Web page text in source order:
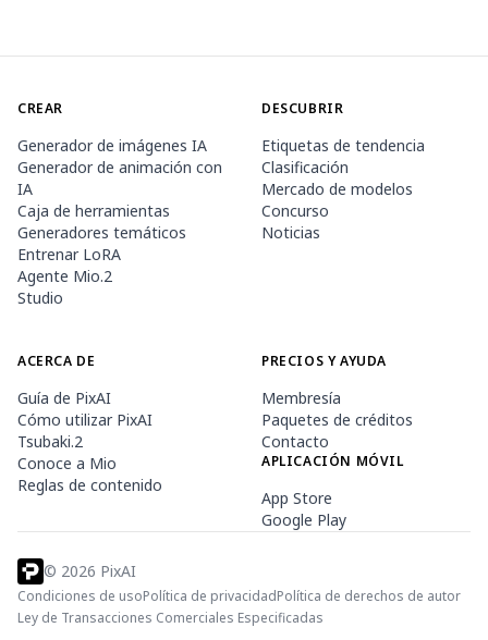
CREAR
Generador de imágenes IA
Generador de animación con
IA
Caja de herramientas
Generadores temáticos
Entrenar LoRA
Agente Mio.2
Studio
DESCUBRIR
Etiquetas de tendencia
Clasificación
Mercado de modelos
Concurso
Noticias
ACERCA DE
Guía de PixAI
Cómo utilizar PixAI
Tsubaki.2
Conoce a Mio
Reglas de contenido
PRECIOS Y AYUDA
Membresía
Paquetes de créditos
Contacto
APLICACIÓN MÓVIL
App Store
Google Play
© 2026 PixAI
Condiciones de usoPolítica de privacidadPolítica de derechos de autor
Ley de Transacciones Comerciales Especificadas